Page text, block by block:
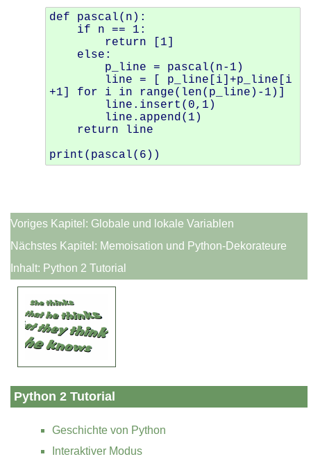
def pascal(n):
+1] for i in range(len(p_line)-1)]
Voriges Kapitel: Globale und lokale Variablen
Nächstes Kapitel: Memoisation und Python-Dekorateure
Inhalt: Python 2 Tutorial
Python 2 Tutorial
Geschichte von Python
Interaktiver Modus